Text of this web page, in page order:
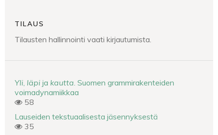
TILAUS
Tilausten hallinnointi vaati kirjautumista.
Yli läpi ja kautta . Suomen grammirakenteiden
voimadynamiikkaa
58
Lauseiden tekstuaalisesta jäsennyksestä
35